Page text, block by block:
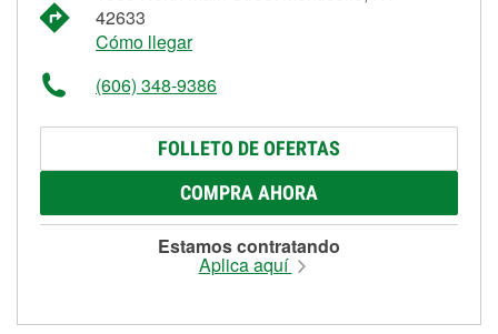
42633
Cómo llegar
(606) 348-9386
FOLLETO DE OFERTAS
COMPRA AHORA
Estamos contratando
Aplica aquí